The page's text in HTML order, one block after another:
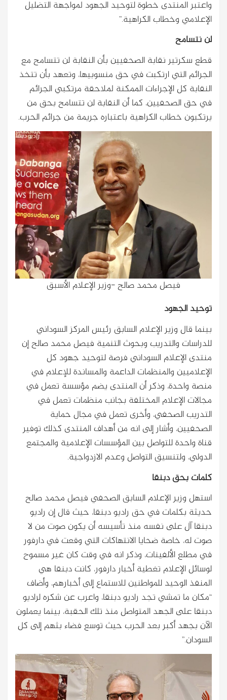
واعتبر المنتدى خطوة لتوحيد الجهود لمواجهة التضليل
الإعلامي وخطاب الكراهية.”
لن نتسامح
قطع سكرتير نقابة الصحفيين بأن النقابة لن تتسامح مع
الجرائم التي ارتكبت في حق منسوبيها، وتعهد بأن تتخذ
النقابة كل الإجراءات الممكنة لملاحقة مرتكبي الجرائم
في حق الصحفيين، كما أن النقابة لن تتسامح بحق من
يرتكبون خطاب الكراهية باعتباره جريمة من جرائم الحرب.
فيصل محمد صالح -وزير الإعلام الأسبق
توحيد الجهود
بينما قال وزير الإعلام السابق رئيس المركز السوداني
للدراسات والتدريب وبحوث التنمية فيصل محمد صالح إن
منتدى الإعلام السوداني فرصة لتوحيد جهود كل
الإعلاميين والمنظمات الداعمة والمساندة للإعلام في
منصة واحدة، وذكر أن المنتدى يضم مؤسسة تعمل في
مجالات الإعلام المختلفة بجانب منظمات تعمل في
التدريب الصحفي، وأخرى تعمل في مجال حماية
الصحفيين، وأشار إلى انه من أهداف المنتدى كذلك توفير
قناة واحدة للتواصل بين المؤسسات الإعلامية والمجتمع
الدولي، ولتنسيق التواصل وعدم الازدواجية.
كلمات بحق دبنقا
استهل وزير الإعلام السابق الصحفي فيصل محمد صالح
حديثة بكلمات في حق راديو دبنقا، حيث قال إن راديو
دبنقا آل على نفسه منذ تأسيسه أن يكون صوت من لا
صوت له، خاصة ضحايا الانتهاكات التي وقعت في دارفور
في مطلع الألفينات، وذكر انه في وقت كان غير مسموح
لوسائل الإعلام تغطية أخبار دارفور، كانت دبنقا هي
المنفذ الوحيد للمواطنين للاستماع إلى أخبارهم، وأضاف
“مكان ما تمشي تجد راديو دبنقا، واعرب عن شكره لراديو
دبنقا على الجهد المتواصل منذ تلك الحقبة، بينما يعملون
الآن بجهد أكبر بعد الحرب حيث توسع فضاء بثهم إلى كل
السودان.”